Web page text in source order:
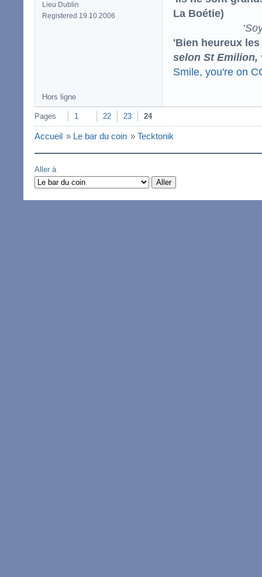
Lieu Dublin
Registered 19.10.2006
La Boétie)
'
'Bien heureux
selon St Emilion,
Smile, you're on
Hors ligne
Pages 1 22 23 24
Accueil » Le bar du coin » Tecktonik
Aller à